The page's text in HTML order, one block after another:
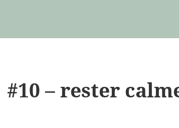
#10 – rester